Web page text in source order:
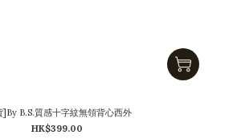
]By B.S.質感十字紋無領背心西外
HK$399.00